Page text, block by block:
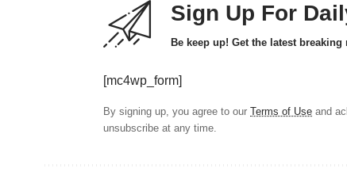
Sign Up For
Be keep up! Get the latest
[mc4wp_form]
By signing up, you agree to our Terms of Use and
unsubscribe at any time.